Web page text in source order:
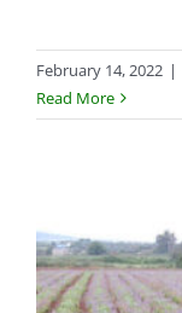
February 14, 2022 |
Read More